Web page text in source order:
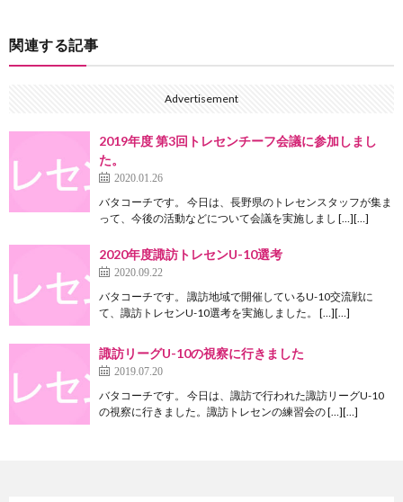
関連する記事
Advertisement
2019年度 第3回トレセンチーフ会議に参加しまし
た。
2020.01.26
バタコーチです。 今日は、長野県のトレセンスタッフが集ま
って、今後の活動などについて会議を実施しまし […][…]
2020年度諏訪トレセンU-10選考
2020.09.22
バタコーチです。 諏訪地域で開催しているU-10交流戦に
て、諏訪トレセンU-10選考を実施しました。 […][…]
諏訪リーグU-10の視察に行きました
2019.07.20
バタコーチです。 今日は、諏訪で行われた諏訪リーグU-10
の視察に行きました。諏訪トレセンの練習会の […][…]